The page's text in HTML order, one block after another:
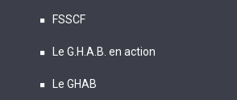
FSSCF
Le G.H.A.B. en action
Le GHAB